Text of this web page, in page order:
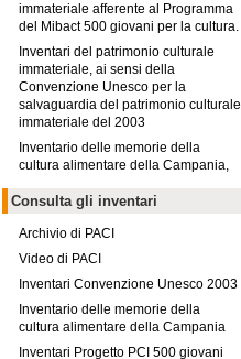
immateriale afferente al Programma
del Mibact 500 giovani per la cultura.
Inventari del patrimonio culturale
immateriale, ai sensi della
Convenzione Unesco per la
salvaguardia del patrimonio culturale
immateriale del 2003
Inventario delle memorie della
cultura alimentare della Campania,
Consulta gli inventari
Archivio di PACI
Video di PACI
Inventari Convenzione Unesco 2003
Inventario delle memorie della
cultura alimentare della Campania
Inventari Progetto PCI 500 giovani